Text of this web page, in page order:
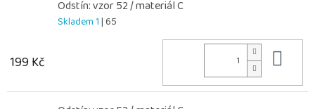
Odstín: vzor 52 / materiál C
Skladem 1| 65
199 Kč